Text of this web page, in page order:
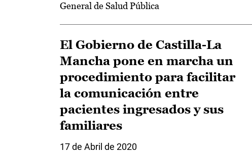
General de Salud Pública
El Gobierno de Castilla-La
Mancha pone en marcha un
procedimiento para facilitar
la comunicación entre
pacientes ingresados y sus
familiares
17 de Abril de 2020